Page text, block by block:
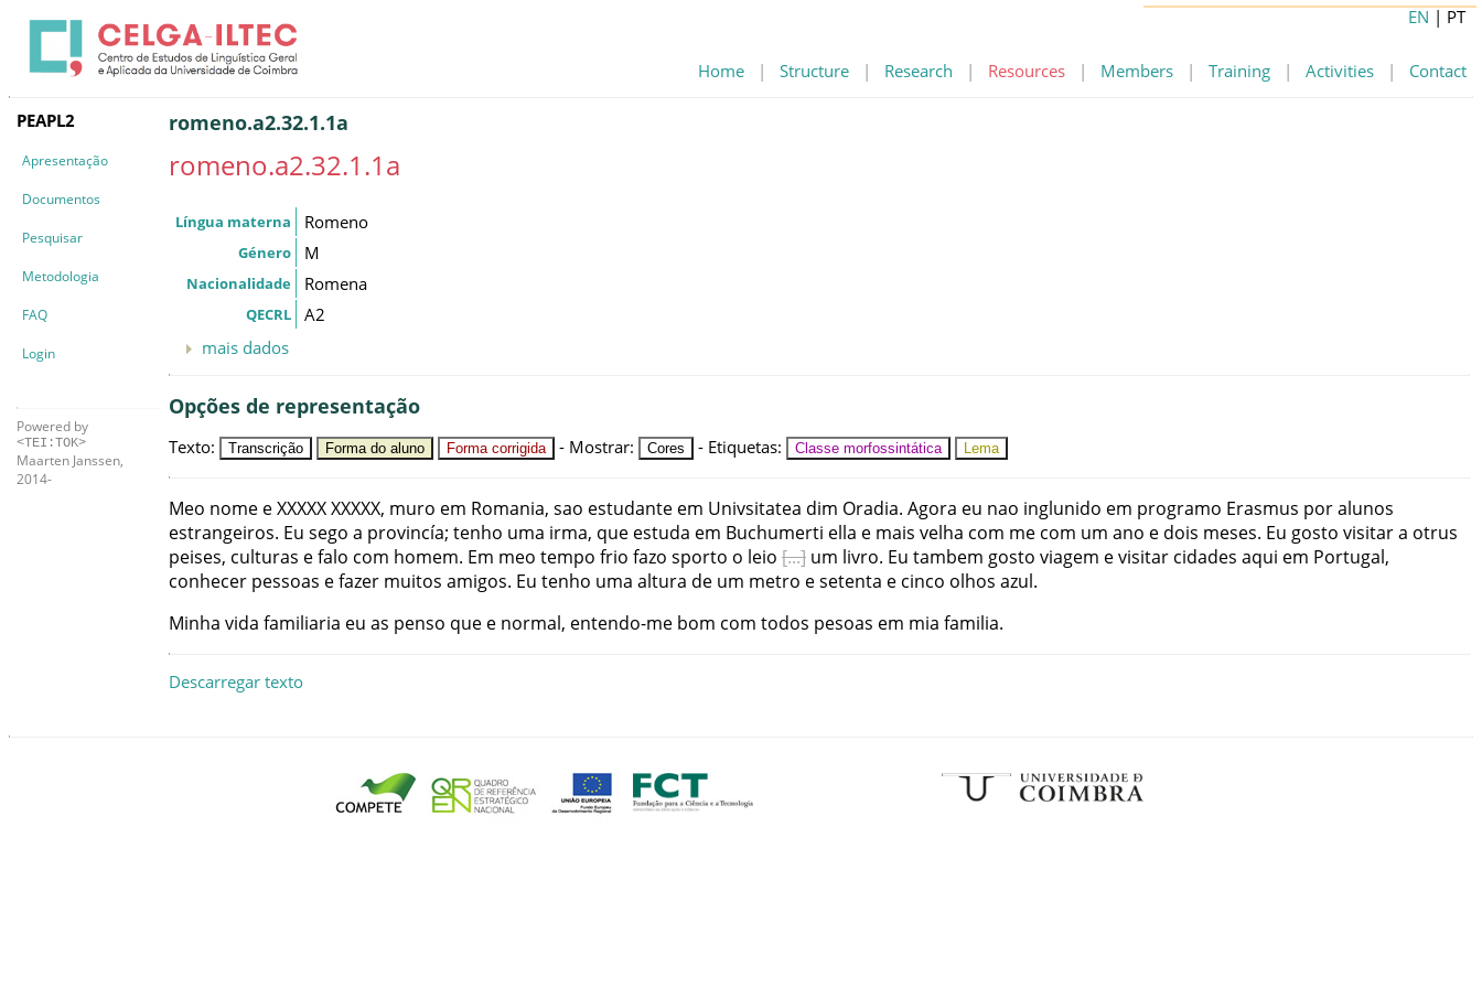
Home | Structure | Research | Resources | Members | Training | Activities | Contact
EN | PT
PEAPL2
Apresentação
Documentos
Pesquisar
Metodologia
FAQ
Login
Powered by
<TEI:TOK>
Maarten Janssen,
2014-
romeno.a2.32.1.1a
romeno.a2.32.1.1a
Língua materna Romeno
Género M
Nacionalidade Romena
QECRL
A2
mais dados
Opções de representação
Texto: Transcrição Forma do aluno Forma corrigida - Mostrar: Cores - Etiquetas: Classe morfossintática Lema
Meo nome eXXXXXXXXXX, muro em Romania, sao estudante em Univsitatea dim Oradia. Agora eu nao inglunido em programo Erasmus poralunos
estrangeiros. Eu sego a provincía; tenho uma irma, que estuda em Buchumerti ella e mais velha com me com um ano e dois meses. Eu gosto visitara otrus
peises, culturas efalo com homem. Em meo tempo frio fazo sporto o leio um livro. Eu tambem gosto viagem evisitar cidades aqui em Portugal,
conhecer pessoas efazer muitos amigos. Eu tenho uma altura de um metro esetenta e cinco olhos azul.
Minha vida familiaria eu as penso que e normal, entendo-me bom com todos pesoas em mia familia.
Descarregar texto